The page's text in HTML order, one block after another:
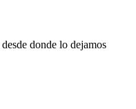
donde lo dejamos